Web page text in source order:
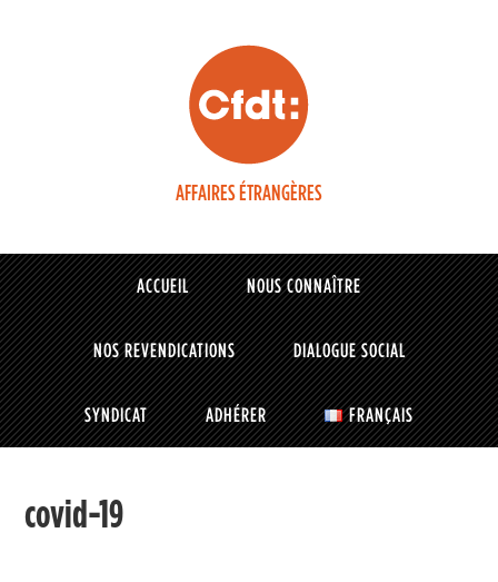
AFFAIRES ÉTRANGÈRES
ACCUEIL NOUS CONNAÎTRE
NOS REVENDICATIONS DIALOGUE SOCIAL
SYNDICAT ADHÉRER FRANÇAIS
covid-19